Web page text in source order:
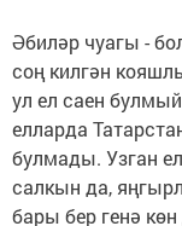
Әбиләр чуагы -
соң килгән
ул ел саен
елларда
булмады. Узган
салкын да,
бары бер генә